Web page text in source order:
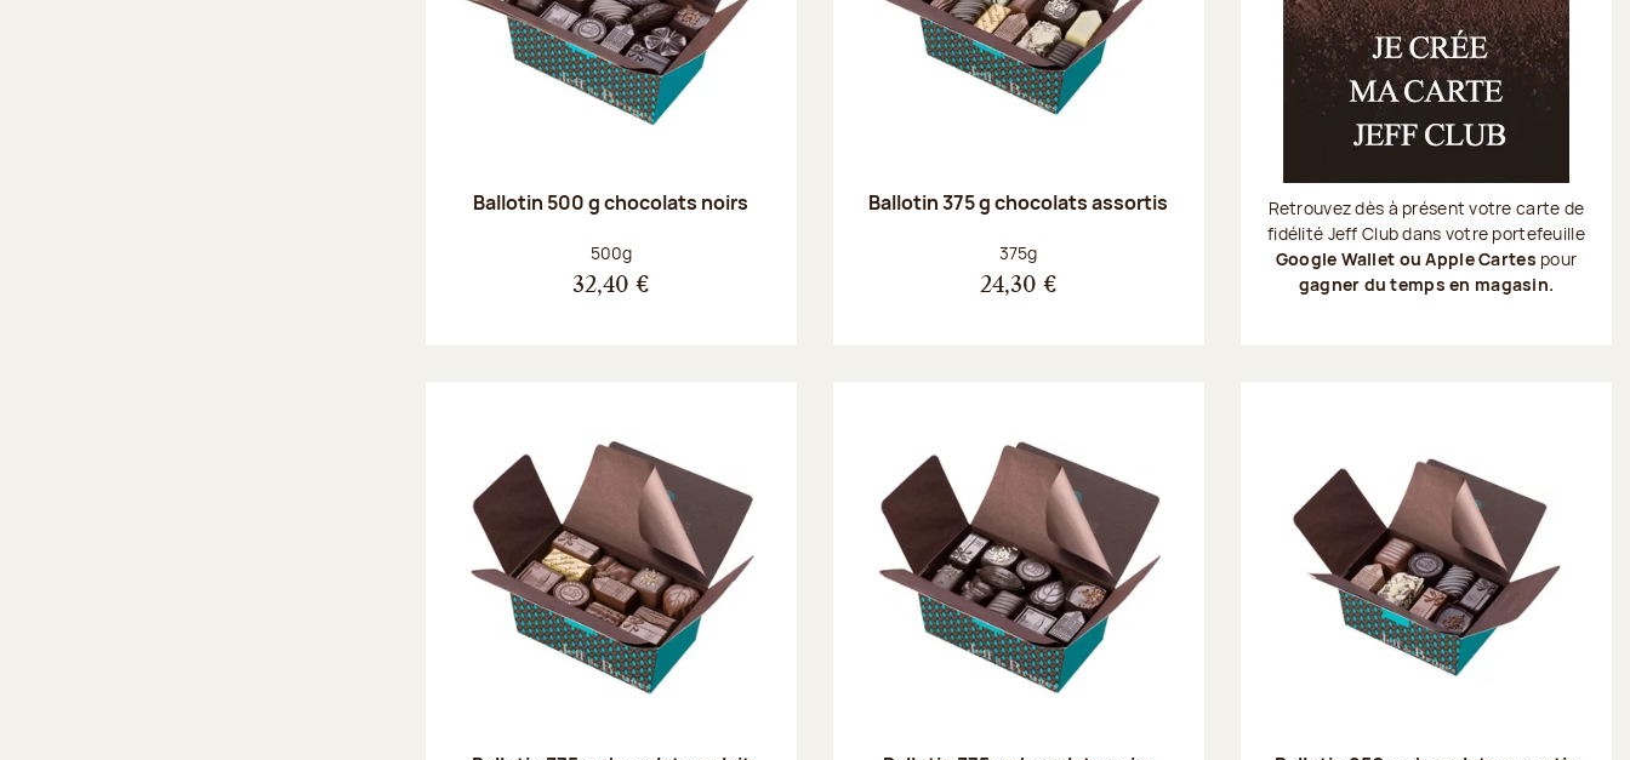
Ballotin 500 g chocolats noirs
Poids net :
500g
32,40 €
Ballotin 375 g chocolats assortis
Poids net :
375g
24,30 €
Retrouvez dès à présent votre carte de
fidélité Jeff Club dans votre portefeuille
Google Wallet ou Apple Cartes pour
gagner du temps en magasin.